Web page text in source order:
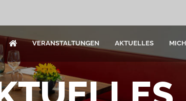
VERANSTALTUNGEN AKTUELLES